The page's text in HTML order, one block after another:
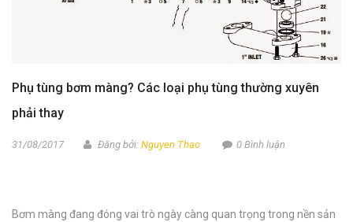
Phụ tùng bơm màng? Các loại phụ tùng thường xuyên
phải thay
31/08/2017 Đăng bởi: Nguyen Thao 0 Bình luận
Bơm màng đang đóng vai trò ngày càng quan trọng trong nền sản